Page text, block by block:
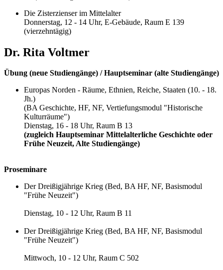
Die Zisterzienser im Mittelalter
Donnerstag, 12 - 14 Uhr, E-Gebäude, Raum E 139
(vierzehntägig)
Dr. Rita Voltmer
Übung (neue Studiengänge) / Hauptseminar (alte Studiengänge)
Europas Norden - Räume, Ethnien, Reiche, Staaten (10. - 18.
Jh.)
(BA Geschichte, HF, NF, Vertiefungsmodul "Historische
Kulturräume")
Dienstag, 16 - 18 Uhr, Raum B 13
(zugleich Hauptseminar Mittelalterliche Geschichte oder
Frühe Neuzeit, Alte Studiengänge)
Proseminare
Der Dreißigjährige Krieg (Bed, BA HF, NF, Basismodul
"Frühe Neuzeit")
Dienstag, 10 - 12 Uhr, Raum B 11
Der Dreißigjährige Krieg (Bed, BA HF, NF, Basismodul
"Frühe Neuzeit")
Mittwoch, 10 - 12 Uhr, Raum C 502